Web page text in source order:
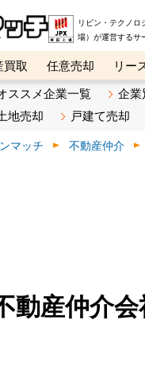
リビン・テクノロ
場）が運営する
取 任意売却 リー
不動産カンパニー オ
ススメ企業一覧 企業
地売却 戸建て売却
マッチ 不動産仲介
動産仲介